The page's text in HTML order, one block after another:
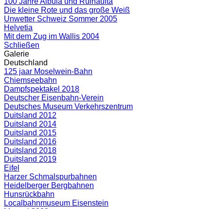
Die kleine Rote und das große Weiß
Unwetter Schweiz Sommer 2005
Helvetia
Mit dem Zug im Wallis 2004
Schließen
Galerie
Deutschland
125 jaar Moselwein-Bahn
Chiemseebahn
Dampfspektakel 2018
Deutscher Eisenbahn-Verein
Deutsches Museum Verkehrszentrum
Duitsland 2012
Duitsland 2014
Duitsland 2015
Duitsland 2016
Duitsland 2018
Duitsland 2019
Eifel
Harzer Schmalspurbahnen
Heidelberger Bergbahnen
Hunsrückbahn
Localbahnmuseum Eisenstein